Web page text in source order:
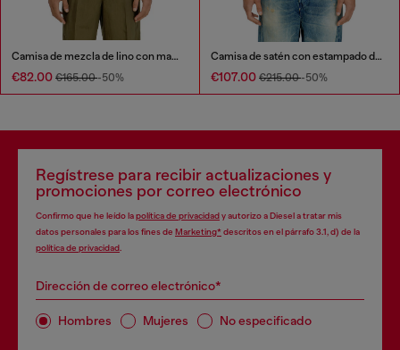
Camisa de mezcla de lino con manga corta
€82.00 €165.00-50%
Camisa de satén con estampado de camuflaje integral
€107.00 €215.00-50%
Regístrese para recibir actualizaciones y
promociones por correo electrónico
Confirmo que he leído lapolítica de privacidady autorizo a Diesel a tratar mis
datos personales para los fines de Marketing*descritos en el párrafo 3.1, d) de la
política de privacidad
Dirección de correo electrónico*
Hombres Mujeres No especificado